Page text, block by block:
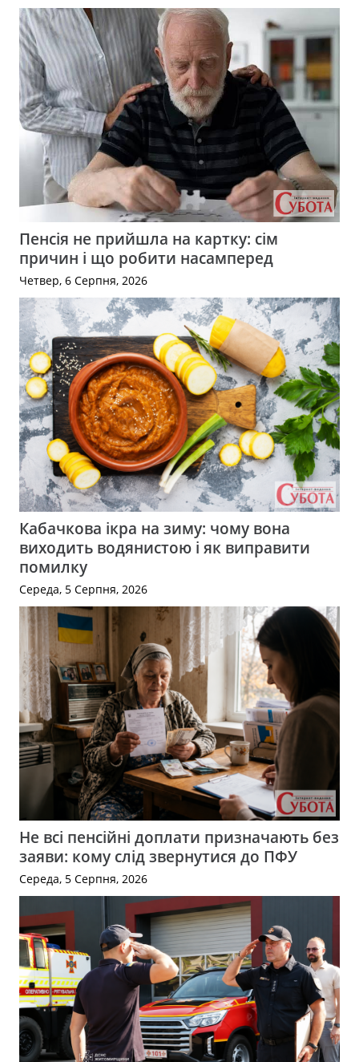
Пенсія не прийшла на картку: сім
причин і що робити насамперед
Четвер, 6 Серпня, 2026
Кабачкова ікра на зиму: чому вона
виходить водянистою і як виправити
помилку
Середа, 5 Серпня, 2026
Не всі пенсійні доплати призначають без
заяви: кому слід звернутися до ПФУ
Середа, 5 Серпня, 2026